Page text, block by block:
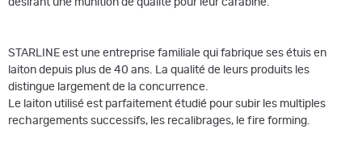
STARLINE est une entreprise familiale qui fabrique ses étuis en
laiton depuis plus de 40 ans. La qualité de leurs produits les
distingue largement de la concurrence.
Le laiton utilisé est parfaitement étudié pour subir les multiples
rechargements successifs, les recalibrages, le fire forming.